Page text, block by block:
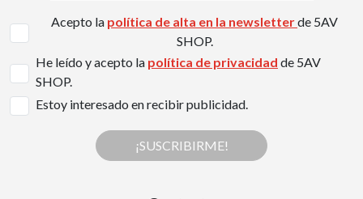
Acepto la política de alta en la newsletterde 5AV
SHOP.
He leído y acepto la política de privacidad de 5AV
SHOP.
Estoy interesado en recibir publicidad.
¡SUSCRIBIRME!